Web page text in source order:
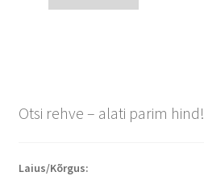
Otsi rehve – alati parim hind!
Laius/Kõrgus: